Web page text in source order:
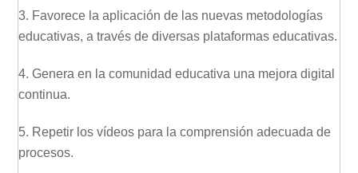
3. Favorece la aplicación de las nuevas metodologías
educativas, a través de diversas plataformas educativas.
4. Genera en la comunidad educativa una mejora digital
continua.
5. Repetir los vídeos para la comprensión adecuada de
procesos.